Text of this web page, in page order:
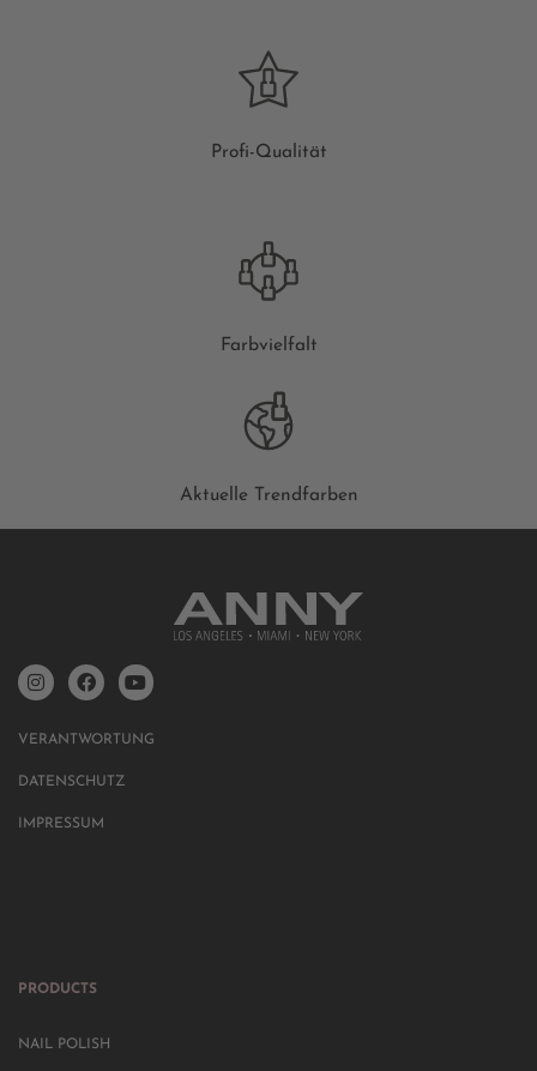
Profi-Qualität
Farbvielfalt
Aktuelle Trendfarben
VERANTWORTUNG
DATENSCHUTZ
IMPRESSUM
PRODUCTS
NAIL POLISH